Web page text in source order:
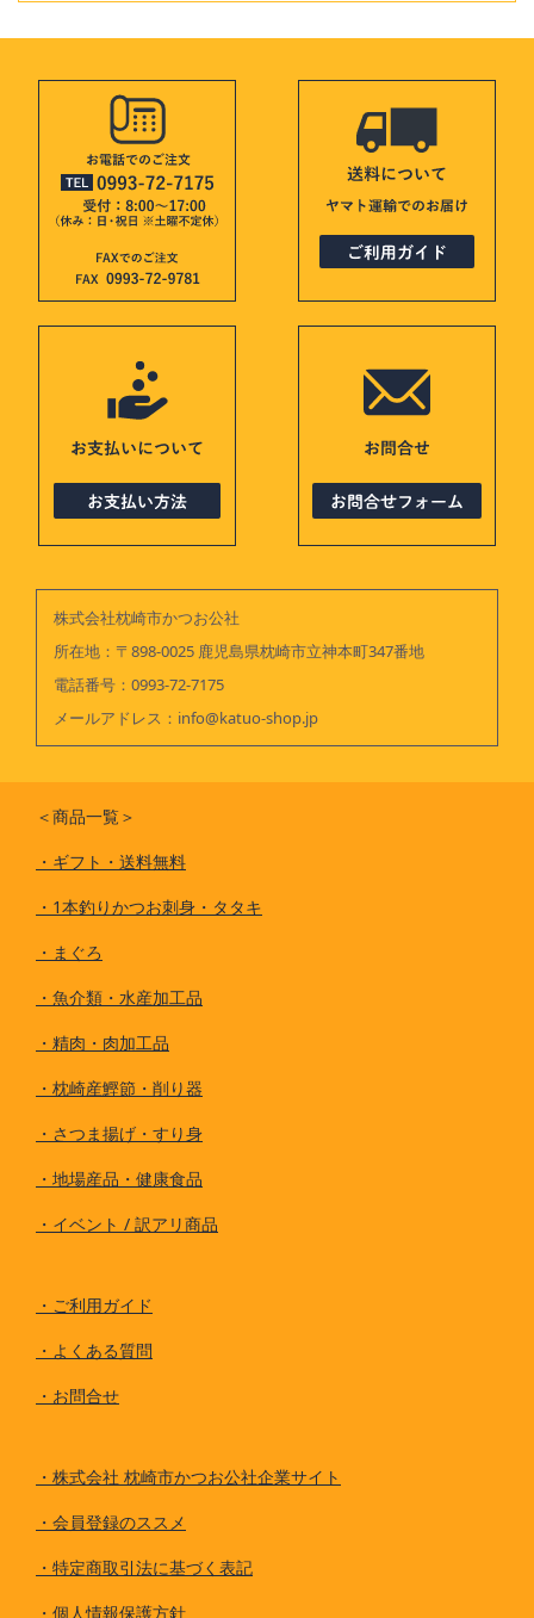
株式会社枕崎市かつお公社
所在地：〒898-0025 鹿児島県枕崎市立神本町347番地
電話番号： 0993-72-7175
メールアドレス： info@katuo-shop.jp
＜商品一覧＞
・ ギフト・送料無料
・ 1本釣りかつお刺身・タタキ
・ まぐろ
・ 魚介類・水産加工品
・ 精肉・肉加工品
・ 枕崎産鰹節・削り器
・ さつま揚げ・すり身
・ 地場産品・健康食品
・ イベント / 訳アリ商品
・ ご利用ガイド
・ よくある質問
・ お問合せ
・ 株式会社 枕崎市かつお公社企業サイト
・ 会員登録のススメ
・ 特定商取引法に基づく表記
・ 個人情報保護方針